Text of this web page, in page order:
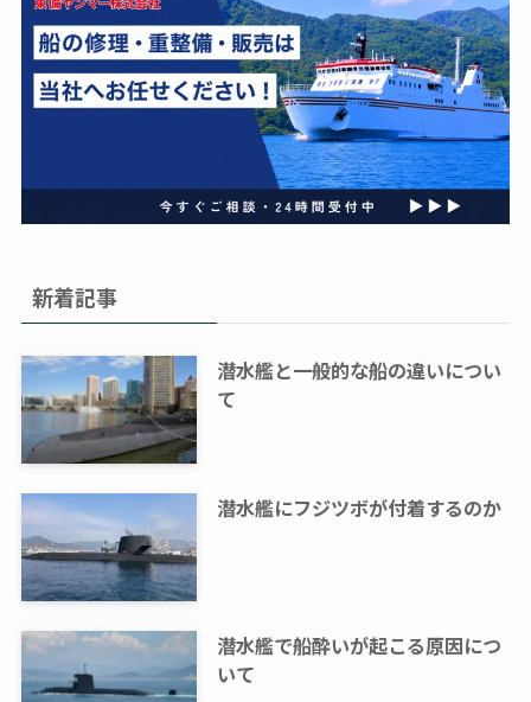
新着記事
潜水艦と一般的な船の違いについ
て
潜水艦にフジツボが付着するのか
潜水艦で船酔いが起こる原因につ
いて